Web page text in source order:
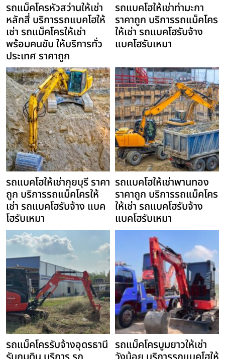
รถแม็คโครหัวสว่านให้เช่า
หลักสี่ บริการรถแบคโฮให้
เช่า รถแม็คโครให้เช่า
พร้อมคนขับ ให้บริการทั่ว
ประเทศ ราคาถูก
รถแบคโฮให้เช่าท่ามะกา
ราคาถูก บริการรถแม็คโคร
ให้เช่า รถแบคโฮรับจ้าง
แบคโฮรับเหมา
รถแบคโฮให้เช่ากุยบุรี ราคา
ถูก บริการรถแม็คโครให้
เช่า รถแบคโฮรับจ้าง แบค
โฮรับเหมา
รถแบคโฮให้เช่าพานทอง
ราคาถูก บริการรถแม็คโคร
ให้เช่า รถแบคโฮรับจ้าง
แบคโฮรับเหมา
รถแม็คโครรับจ้างอุดรธานี รถแม็คโครบูมยาวให้เช่า